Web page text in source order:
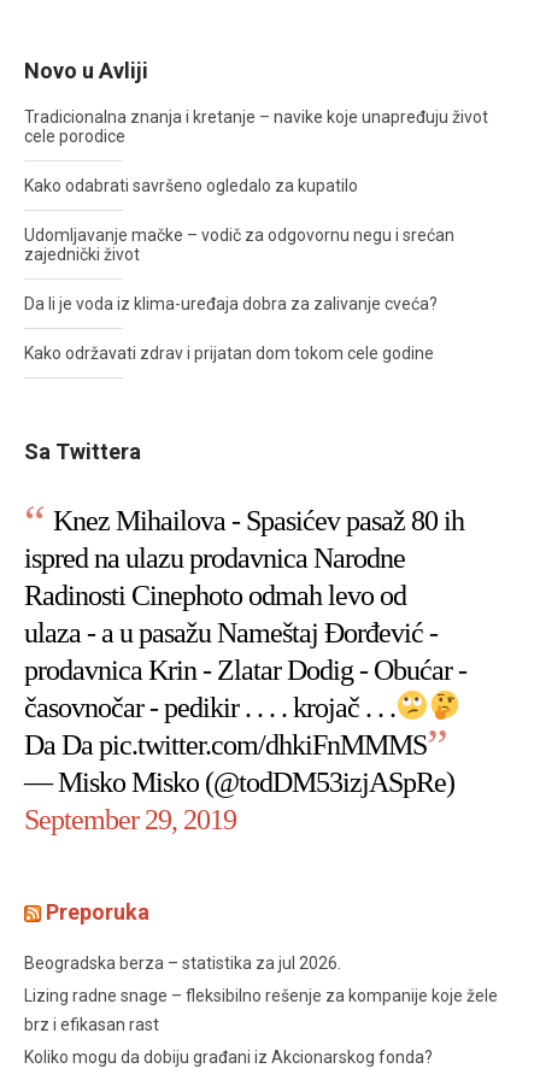
Novo u Avliji
Tradicionalna znanja i kretanje – navike koje unapređuju život
cele porodice
Kako odabrati savršeno ogledalo za kupatilo
Udomljavanje mačke – vodič za odgovornu negu i srećan
zajednički život
Da li je voda iz klima-uređaja dobra za zalivanje cveća?
Kako održavati zdrav i prijatan dom tokom cele godine
Sa Twittera
Knez Mihailova - Spasićev pasaž 80 ih
ispred na ulazu prodavnica Narodne
Radinosti Cinephoto odmah levo od
ulaza - a u pasažu Nameštaj Đorđević -
prodavnica Krin - Zlatar Dodig - Obućar -
časovnočar - pedikir . . . . krojač . . .
Da Da pic.twitter.com/dhkiFnMMMS
— Misko Misko (@todDM53izjASpRe)
September 29, 2019
Preporuka
Beogradska berza – statistika za jul 2026.
Lizing radne snage – fleksibilno rešenje za kompanije koje žele
brz i efikasan rast
Koliko mogu da dobiju građani iz Akcionarskog fonda?